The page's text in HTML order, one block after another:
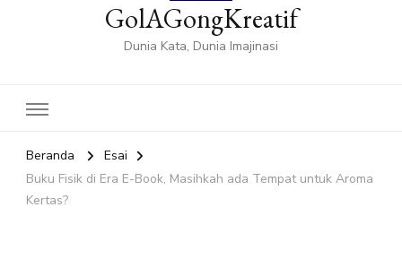
GolAGongKreatif
Dunia Kata, Dunia Imajinasi
Beranda
Esai
Buku Fisik di Era E-Book, Masihkah ada Tempat untuk Aroma
Kertas?